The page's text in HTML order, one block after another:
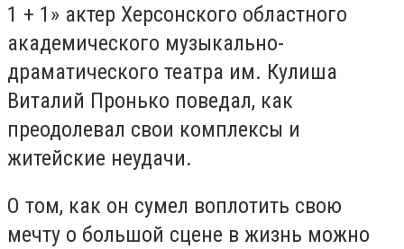
1 + 1» актер Херсонского областного
академического музыкально-
драматического театра им. Кулиша
Виталий Пронько поведал, как
преодолевал свои комплексы и
житейские неудачи.
О том, как он сумел воплотить свою
мечту о большой сцене в жизнь можно